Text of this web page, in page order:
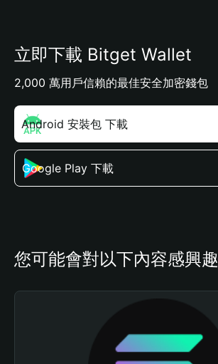
立即下載 Bitget Wallet
2,000 萬用戶信賴的最佳安全加密錢包
Android 安裝包 下載
Google Play 下載
您可能會對以下內容感興趣